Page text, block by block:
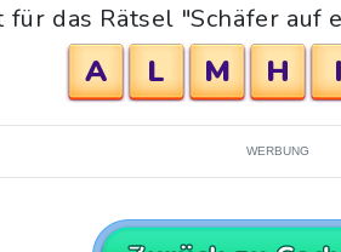
das Rätsel "Schäfer auf
A L M H I
WERBUNG